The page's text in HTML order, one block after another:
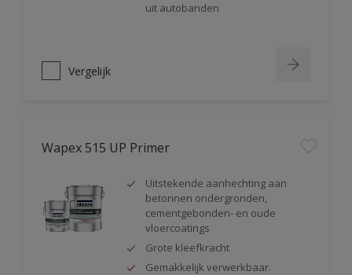
uit autobanden
Vergelijk
Wapex 515 UP Primer
Uitstekende aanhechting aan
betonnen ondergronden,
cementgebonden- en oude
vloercoatings
Grote kleefkracht
Gemakkelijk verwerkbaar.